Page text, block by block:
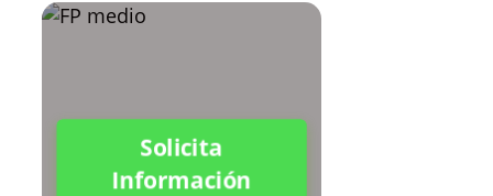
Solicita
Información